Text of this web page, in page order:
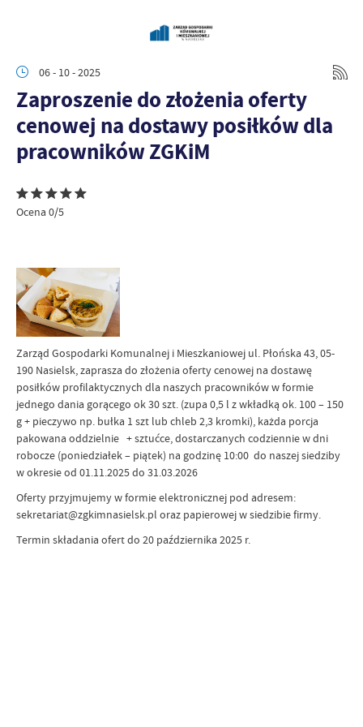
06 - 10 - 2025
Zaproszenie do złożenia oferty
cenowej na dostawy posiłków dla
pracowników ZGKiM
Ocena 0/5
Zarząd Gospodarki Komunalnej i Mieszkaniowej ul. Płońska 43, 05-
190 Nasielsk, zaprasza do złożenia oferty cenowej na dostawę
posiłków profilaktycznych dla naszych pracowników w formie
jednego dania gorącego ok 30 szt. (zupa 0,5 l z wkładką ok. 100 – 150
g + pieczywo np. bułka 1 szt lub chleb 2,3 kromki), każda porcja
pakowana oddzielnie + sztućce, dostarczanych codziennie w dni
robocze (poniedziałek – piątek) na godzinę 10:00 do naszej siedziby
w okresie od 01.11.2025 do 31.03.2026
Oferty przyjmujemy w formie elektronicznej pod adresem:
sekretariat@zgkimnasielsk.pl oraz papierowej w siedzibie firmy.
Termin składania ofert do 20 października 2025 r.